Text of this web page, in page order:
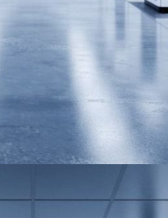
בינלאומיים
וביצועים
ללא
מחויבות
ללקוחות:
שותפים
לדרך, מלווים